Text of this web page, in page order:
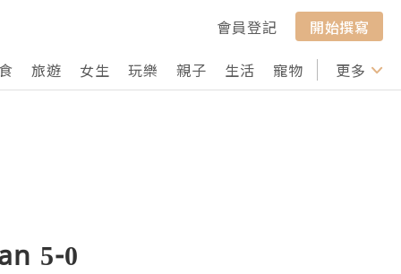
會員登記
開始撰寫
旅遊 女生 玩樂 親子 生活 寵物 行山 打卡
更多
5-0